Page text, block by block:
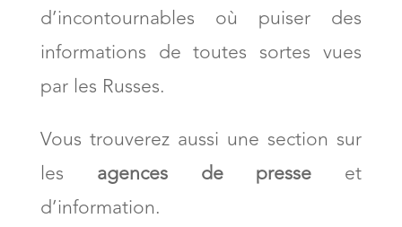
d’incontournables où puiser des
informations de toutes sortes vues
par les Russes.
Vous trouverez aussi une section sur
les agences de presse et
d’information.